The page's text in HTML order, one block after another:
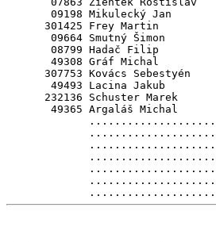
09198 Mikulecký Jan
301425 Frey Martin
09664 Smutný Šimon
08799 Hadač Filip
49308 Gráf Michal
307753 Kovács Sebestyén
49493 Lacina Jakub
232136 Schuster Marek
49365 Argaláš Michal